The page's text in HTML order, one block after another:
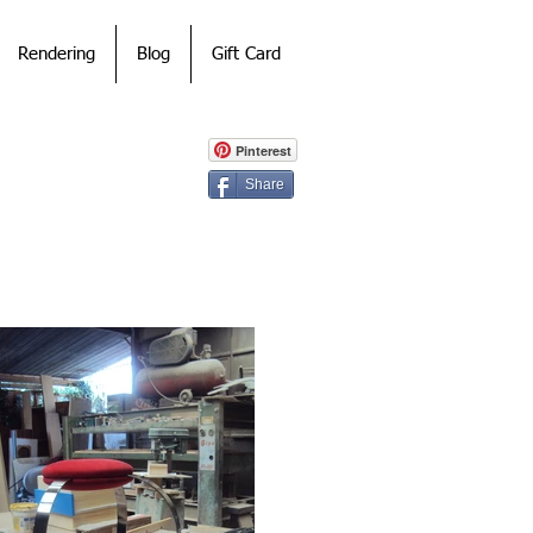
Rendering Blog Gift Card
Pinterest
Share